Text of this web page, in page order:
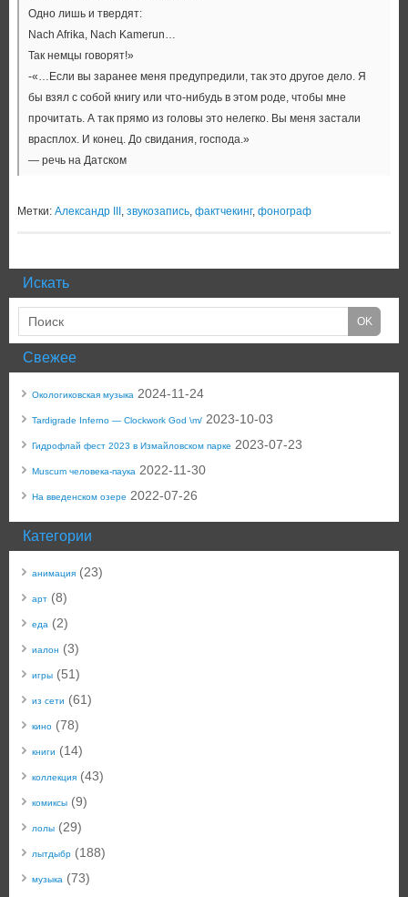
Одно лишь и твердят:
Nach Afrika, Nach Kamerun…
Так немцы говорят!»
-«…Если вы заранее меня предупредили, так это другое дело. Я
бы взял с собой книгу или что-нибудь в этом роде, чтобы мне
прочитать. А так прямо из головы это нелегко. Вы меня застали
врасплох. И конец. До свидания, господа.»
— речь на Датском
Метки: Александр III , звукозапись, фактчекинг, фонограф
Искать
Свежее
Окологиковская музыка 2024-11-24
Tardigrade Inferno — Clockwork God \m/ 2023-10-03
Гидрофлай фест 2023 в Измайловском парке 2023-07-23
Muscum человека-паука 2022-11-30
На введенском озере 2022-07-26
Категории
анимация (23)
арт (8)
еда (2)
иалон (3)
игры (51)
из сети (61)
кино (78)
книги (14)
коллекция (43)
комиксы (9)
лолы (29)
лытдыбр (188)
музыка (73)